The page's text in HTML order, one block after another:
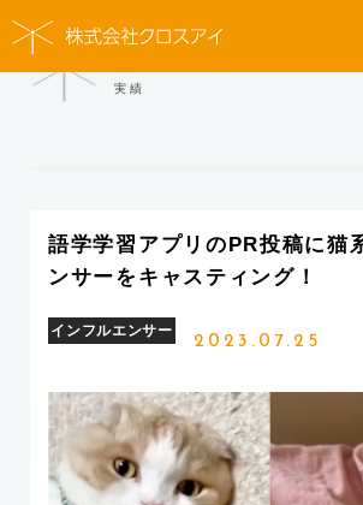
WORKS
実績
語学学習アプリのPR投稿に猫
ンサーをキャスティング！
インフルエンサー
2023.07.25